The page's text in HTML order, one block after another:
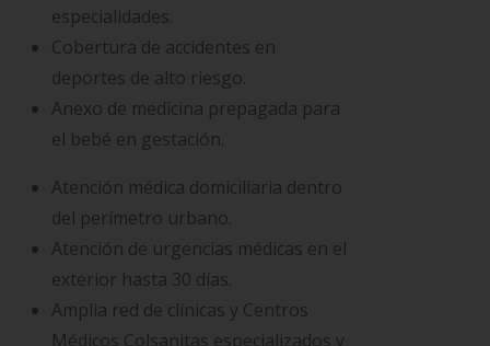
especialidades.
Cobertura de accidentes en
deportes de alto riesgo.
Anexo de medicina prepagada para
el bebé en gestación.
Atención médica domiciliaria dentro
del perímetro urbano.
Atención de urgencias médicas en el
exterior hasta 30 días.
Amplia red de clínicas y Centros
Médicos Colsanitas especializados y